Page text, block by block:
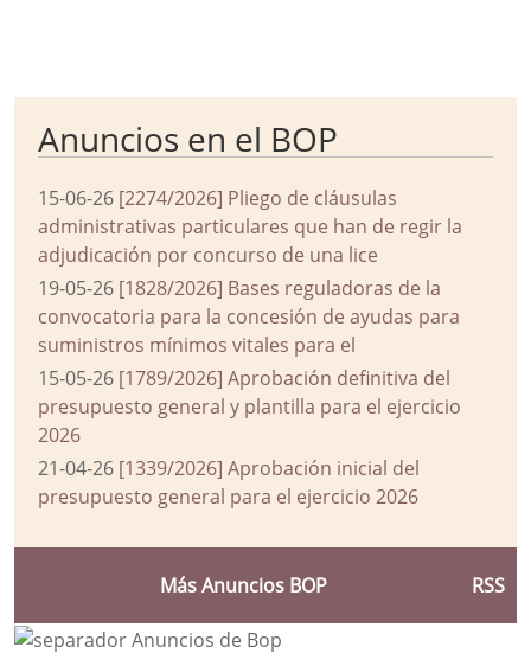
Anuncios en el BOP
15-06-26 [2274/2026] Pliego de cláusulas
administrativas particulares que han de regir la
adjudicación por concurso de una lice
19-05-26 [1828/2026] Bases reguladoras de la
convocatoria para la concesión de ayudas para
suministros mínimos vitales para el
15-05-26 [1789/2026] Aprobación definitiva del
presupuesto general y plantilla para el ejercicio
2026
21-04-26 [1339/2026] Aprobación inicial del
presupuesto general para el ejercicio 2026
Más Anuncios BOP RSS